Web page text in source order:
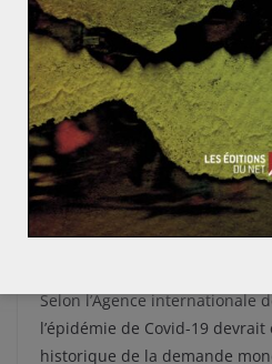
AMÉRIQUE ENERGIE ÉTATS-UNIS
PÉNINSULE ARABIQUE
PROCHE ET
Quentin PARES 4 mai 2020 0
Une partie de billard à
Russie, l’Arabie
Selon l’Agence internationale
l’épidémie de Covid-19
historique de la demande